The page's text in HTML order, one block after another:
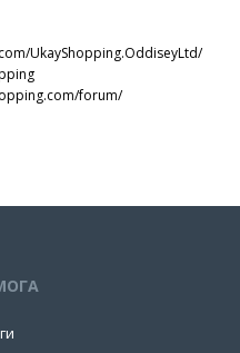
UkayShopping.OddiseyLtd/
forum/